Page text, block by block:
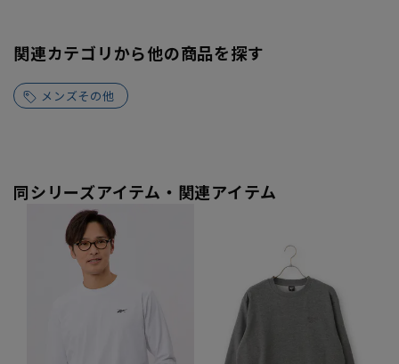
関連カテゴリから他の商品を探す
メンズその他
同シリーズアイテム・関連アイテム